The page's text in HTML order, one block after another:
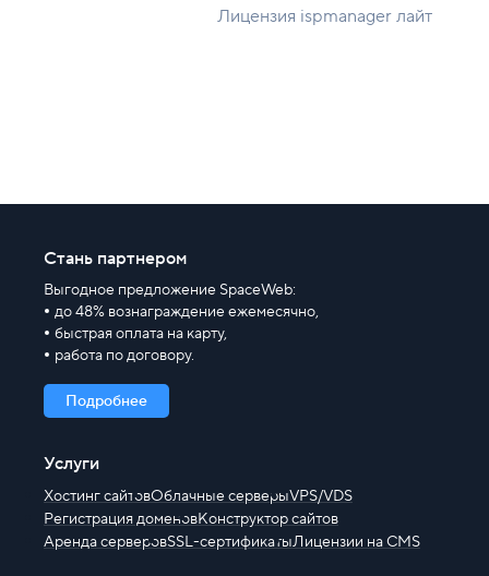
Лицензия ispmanager лайт
Стань партнером
Выгодное предложение SpaceWeb:
до 48% вознаграждение ежемесячно,
быстрая оплата на карту,
работа по договору.
Подробнее
Услуги
Хостинг сайтовОблачные серверыVPS/VDS
Регистрация доменовКонструктор сайтов
Аренда серверовSSL-сертификатыЛицензии на CMS